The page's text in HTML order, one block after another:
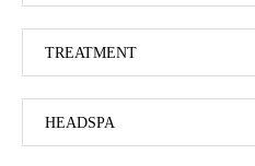
TREATMENT
HEADSPA